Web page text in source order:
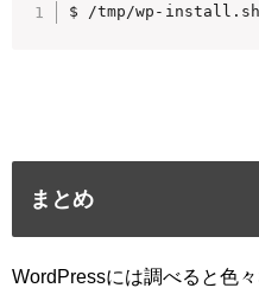
まとめ
WordPressには調べると色